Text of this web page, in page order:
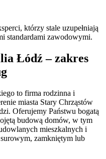
którzy stale uzupełniają
standardami zawodowymi.
Łódź – zakres
to firma rodzinna i
miasta Stary Chrząstów
Oferujemy Państwu bogatą
budową domów, w tym
mieszkalnych i
zamkniętym lub